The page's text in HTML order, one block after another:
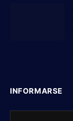
INFORMARSE